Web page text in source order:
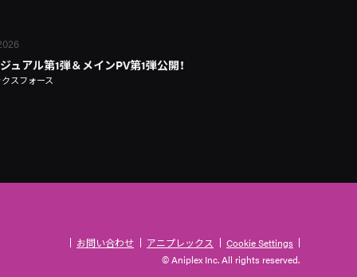
ュアル第1弾＆メインPV第1弾公開！
スフォース
お問い合わせ アニプレックス
Cookie Settings
© Aniplex Inc. All rights reserved.